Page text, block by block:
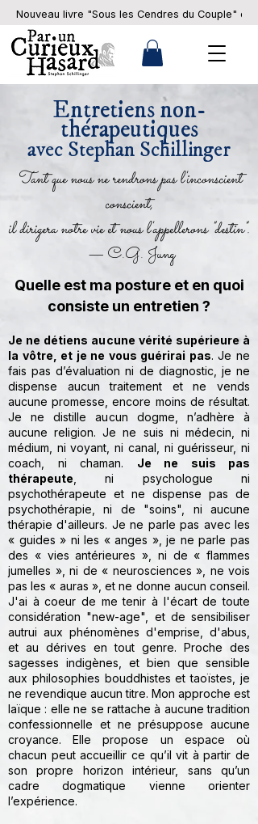
Nouveau livre "Sous les Cendres du Couple" en
Entretiens non-
thérapeutiques
avec Stephan Schillinger
Tant que nous ne rendrons pas l'inconscient
conscient,
il dirigera notre vie et nous l'appellerons "destin".
— C.G. Jung
Quelle est ma posture et en quoi
consiste un entretien ?​
Je ne détiens aucune vérité supérieure à
la vôtre, et je ne vous guérirai pas. Je ne
fais pas d’évaluation ni de diagnostic, je ne
dispense aucun traitement et ne vends
aucune promesse, encore moins de résultat.
Je ne distille aucun dogme, n’adhère à
aucune religion. Je ne suis ni médecin, ni
médium, ni voyant, ni canal, ni guérisseur, ni
coach, ni chaman. Je ne suis pas
thérapeute, ni psychologue ni
psychothérapeute et ne dispense pas de
psychothérapie, ni de "soins", ni aucune
thérapie d'ailleurs. Je ne parle pas avec les
« guides » ni les « anges », je ne parle pas
des « vies antérieures », ni de « flammes
jumelles », ni de « neurosciences », ne vois
pas les « auras », et ne donne aucun conseil.
J'ai à coeur de me tenir à l'écart de toute
considération "new-age", et de sensibiliser
autrui aux phénomènes d'emprise, d'abus,
et au dérives en tout genre. Proche des
sagesses indigènes, et bien que sensible
aux philosophies bouddhistes et taoïstes, je
ne revendique aucun titre. Mon approche est
laïque : elle ne se rattache à aucune tradition
confessionnelle et ne présuppose aucune
croyance. Elle propose un espace où
chacun peut accueillir ce qu’il vit à partir de
son propre horizon intérieur, sans qu’un
cadre dogmatique vienne orienter
l’expérience.